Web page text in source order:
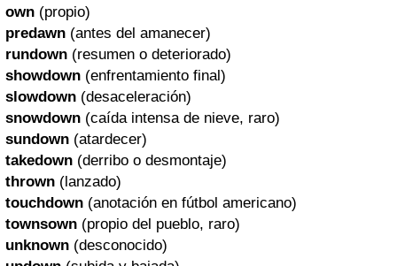
own (propio)
predawn (antes del amanecer)
rundown (resumen o deteriorado)
showdown (enfrentamiento final)
slowdown (desaceleración)
snowdown (caída intensa de nieve, raro)
sundown (atardecer)
takedown (derribo o desmontaje)
thrown (lanzado)
touchdown (anotación en fútbol americano)
townsown (propio del pueblo, raro)
unknown (desconocido)